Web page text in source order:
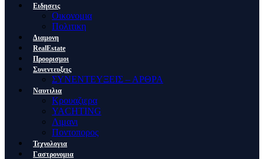
Ειδησεις
Οικονομια
Πολιτικη
Διαμονη
RealEstate
Προορισμοι
Συνεντευξεις
ΣΥΝΕΝΤΕΥΞΕΙΣ – ΑΡΘΡΑ
Ναυτιλια
Κρουαζιερα
YACHTING
Λιμανι
Ποντοπορος
Τεχνολογια
Γαστρονομια